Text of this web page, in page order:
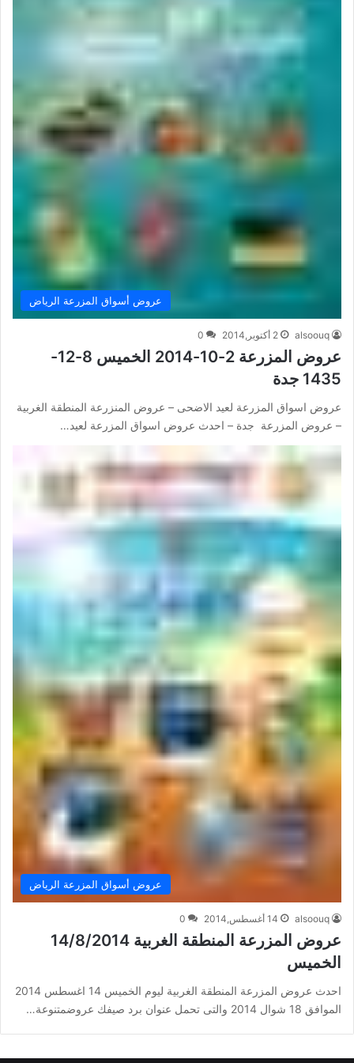
عروض أسواق المزرعة الرياض
alsoouq 2 أكتوبر,2014 0
عروض المزرعة 2-10-2014 الخميس 8-12-
1435 جدة
عروض اسواق المزرعة لعيد الاضحى – عروض المنزرعة المنطقة الغربية
– عروض المزرعة جدة – احدث عروض اسواق المزرعة لعيد…
عروض أسواق المزرعة الرياض
alsoouq 14 أغسطس,2014 0
عروض المزرعة المنطقة الغربية 14/8/2014
الخميس
احدث عروض المزرعة المنطقة الغربية ليوم الخميس 14 اغسطس 2014
الموافق 18 شوال 2014 والتى تحمل عنوان برد صيفك عروضمتنوعة…